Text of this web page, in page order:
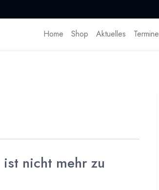
Home Shop Aktuelles Termine
nicht mehr zu